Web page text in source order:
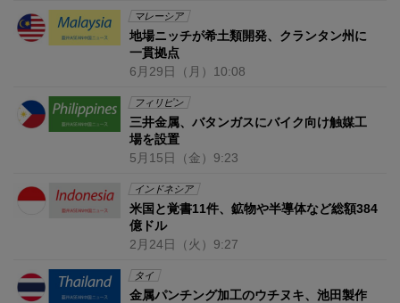
マレーシア
地場ニッチが希土類開発、クランタン州に
一貫拠点
6月29日 （月） 10:08
フィリピン
三井金属、バタンガスにバイク向け触媒工
場を設置
5月15日 （金） 9:23
インドネシア
米国と覚書11件、鉱物や半導体など総額384
億ドル
2月24日 （火） 9:27
タイ
金属パンチング加工のウチヌキ、池田製作